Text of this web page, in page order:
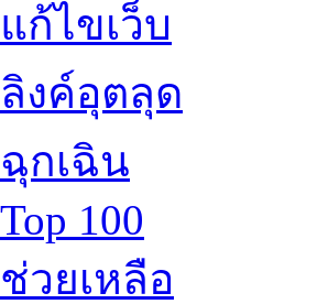
แก้ไขเว็บ
ลิงค์อุตลุด
ฉุกเฉิน
Top 100
ช่วยเหลือ